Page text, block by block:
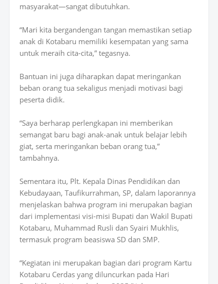
masyarakat—sangat dibutuhkan.
“Mari kita bergandengan tangan memastikan setiap
anak di Kotabaru memiliki kesempatan yang sama
untuk meraih cita-cita,” tegasnya.
Bantuan ini juga diharapkan dapat meringankan
beban orang tua sekaligus menjadi motivasi bagi
peserta didik.
“Saya berharap perlengkapan ini memberikan
semangat baru bagi anak-anak untuk belajar lebih
giat, serta meringankan beban orang tua,”
tambahnya.
Sementara itu, Plt. Kepala Dinas Pendidikan dan
Kebudayaan, Taufikurrahman, SP, dalam laporannya
menjelaskan bahwa program ini merupakan bagian
dari implementasi visi-misi Bupati dan Wakil Bupati
Kotabaru, Muhammad Rusli dan Syairi Mukhlis,
termasuk program beasiswa SD dan SMP.
“Kegiatan ini merupakan bagian dari program Kartu
Kotabaru Cerdas yang diluncurkan pada Hari